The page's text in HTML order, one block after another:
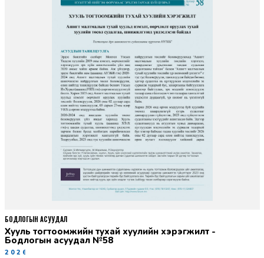
Хууль тогтоомжийн тухай хуулийн хэрэгжилт -
Бодлогын асуудал №58
2026-06-02
БОДЛОГЫН АСУУДАЛ